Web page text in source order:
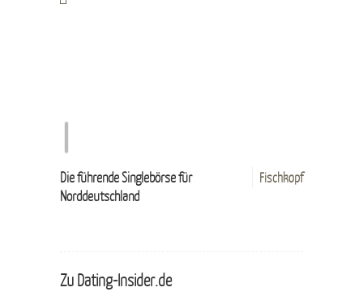
Fischkopf
Die führende Singlebörse für
Norddeutschland
Zu Dating-Insider.de